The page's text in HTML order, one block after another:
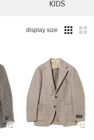
KIDS
display size